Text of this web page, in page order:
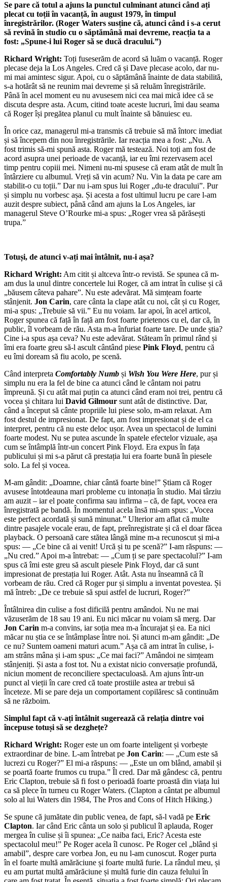
Se pare că totul a ajuns la punctul culminant atunci când ați
plecat cu toții în vacanță, în august 1979, în timpul
înregistrărilor. (Roger Waters susține că, atunci când i s-a cerut
să revină în studio cu o săptămână mai devreme, reacția ta a
fost: „Spune-i lui Roger să se ducă dracului.”)
Richard Wright: Toți fuseserăm de acord să luăm o vacanță. Roger
plecase deja la Los Angeles. Cred că și Dave plecase acolo, dar nu-
mi mai amintesc sigur. Apoi, cu o săptămână înainte de data stabilită,
s-a hotărât să ne reunim mai devreme și să reluăm înregistrările.
Până în acel moment eu nu avusesem nici cea mai mică idee că se
discuta despre asta. Acum, citind toate aceste lucruri, îmi dau seama
că Roger își pregătea planul cu mult înainte să bănuiesc eu.
În orice caz, managerul mi-a transmis că trebuie să mă întorc imediat
și să începem din nou înregistrările. Iar reacția mea a fost: „Nu. A
fost trimis să-mi spună asta. Roger mă testează. Noi toți am fost de
acord asupra unei perioade de vacanță, iar eu îmi rezervasem acel
timp pentru copiii mei. Nimeni nu-mi spusese că eram atât de mult în
întârziere cu albumul. Vreți să vin acum? Nu. Vin la data pe care am
stabilit-o cu toții.” Dar nu i-am spus lui Roger „du-te dracului”. Pur
și simplu nu vorbesc așa. Și acesta a fost ultimul lucru pe care l-am
auzit despre subiect, până când am ajuns la Los Angeles, iar
managerul Steve O’Rourke mi-a spus: „Roger vrea să părăsești
trupa.”
Totuși, de atunci v-ați mai întâlnit, nu-i așa?
Richard Wright: Am citit și altceva într-o revistă. Se spunea că m-
am dus la unul dintre concertele lui Roger, că am intrat în culise și că
„băusem câteva pahare”. Nu este adevărat. Mă simțeam foarte
stânjenit. Jon Carin, care cânta la clape atât cu noi, cât și cu Roger,
mi-a spus: „Trebuie să vii.” Eu nu voiam. Iar apoi, în acel articol,
Roger spunea că față în față am fost foarte prietenos cu el, dar că, în
public, îl vorbeam de rău. Asta m-a înfuriat foarte tare. De unde știa?
Cine i-a spus așa ceva? Nu este adevărat. Stăteam în primul rând și
îmi era foarte greu să-l ascult cântând piese Pink Floyd, pentru că
eu îmi doream să fiu acolo, pe scenă.
Când interpreta Comfortably Numb și Wish You Were Here, pur și
simplu nu era la fel de bine ca atunci când le cântam noi patru
împreună. Și cu atât mai puțin ca atunci când eram noi trei, pentru că
vocea și chitara lui David Gilmour sunt atât de distinctive. Dar,
când a început să cânte propriile lui piese solo, m-am relaxat. Am
fost destul de impresionat. De fapt, am fost impresionat și de el ca
interpret, pentru că nu este deloc ușor. Avea un spectacol de lumini
foarte modest. Nu se putea ascunde în spatele efectelor vizuale, așa
cum se întâmplă într-un concert Pink Floyd. Era expus în fața
publicului și mi s-a părut că prestația lui era foarte bună în piesele
solo. La fel și vocea.
M-am gândit: „Doamne, chiar cântă foarte bine!” Știam că Roger
avusese întotdeauna mari probleme cu intonația în studio. Mai târziu
am auzit – iar el poate confirma sau infirma – că, de fapt, vocea era
înregistrată pe bandă. În momentul acela însă mi-am spus: „Vocea
este perfect acordată și sună minunat.” Ulterior am aflat că multe
dintre pasajele vocale erau, de fapt, preînregistrate și că el doar făcea
playback. O persoană care stătea lângă mine m-a recunoscut și mi-a
spus: — „Ce bine că ai venit! Urcă și tu pe scenă?” I-am răspuns: —
„Nu cred.” Apoi m-a întrebat: — „Cum ți se pare spectacolul?” I-am
spus că îmi este greu să ascult piesele Pink Floyd, dar că sunt
impresionat de prestația lui Roger. Atât. Asta nu înseamnă că îl
vorbeam de rău. Cred că Roger pur și simplu a inventat povestea. Și
mă întreb: „De ce trebuie să spui astfel de lucruri, Roger?”
Întâlnirea din culise a fost dificilă pentru amândoi. Nu ne mai
văzuserăm de 18 sau 19 ani. Eu nici măcar nu voiam să merg. Dar
Jon Carin m-a convins, iar soția mea m-a încurajat și ea. Ea nici
măcar nu știa ce se întâmplase între noi. Și atunci m-am gândit: „De
ce nu? Suntem oameni maturi acum.” Așa că am intrat în culise, i-
am strâns mâna și i-am spus: „Ce mai faci?” Amândoi ne simțeam
stânjeniți. Și asta a fost tot. Nu a existat nicio conversație profundă,
niciun moment de reconciliere spectaculoasă. Am ajuns într-un
punct al vieții în care cred că toate prostiile astea ar trebui să
înceteze. Mi se pare deja un comportament copilăresc să continuăm
să ne războim.
Simplul fapt că v-ați întâlnit sugerează că relația dintre voi
începuse totuși să se dezghețe?
Richard Wright: Roger este un om foarte inteligent și vorbește
extraordinar de bine. L-am întrebat pe Jon Carin: — „Cum este să
lucrezi cu Roger?” El mi-a răspuns: — „Este un om blând, amabil și
se poartă foarte frumos cu trupa.” Îl cred. Dar mă gândesc că, pentru
Eric Clapton, trebuie să fi fost o perioadă foarte proastă din viața lui
ca să plece în turneu cu Roger Waters. (Clapton a cântat pe albumul
solo al lui Waters din 1984, The Pros and Cons of Hitch Hiking.)
Se spune că jumătate din public venea, de fapt, să-l vadă pe Eric
Clapton. Iar când Eric cânta un solo și publicul îl aplauda, Roger
mergea în culise și îi spunea: „Ce naiba faci, Eric? Acesta este
spectacolul meu!” Pe Roger acela îl cunosc. Pe Roger cel „blând și
amabil”, despre care vorbea Jon, eu nu l-am cunoscut. Roger purta
în el foarte multă amărăciune și foarte multă furie. La rândul meu, și
eu am purtat multă amărăciune și multă furie din cauza felului în